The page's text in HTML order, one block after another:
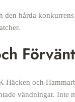
den hårda
och
vändningar.